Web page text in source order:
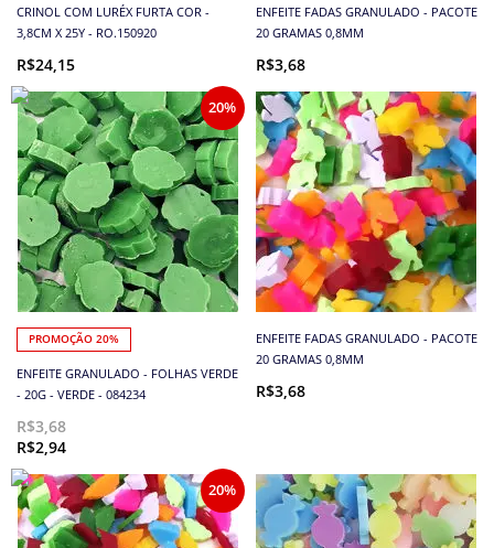
CRINOL COM LURÉX FURTA COR -
3,8CM X 25Y - RO.150920
R$24,15
ENFEITE FADAS GRANULADO - PACOTE
20 GRAMAS 0,8MM
R$3,68
PROMOÇÃO 20%
ENFEITE GRANULADO - FOLHAS VERDE
- 20G - VERDE - 084234
R$3,68
R$2,94
20%
ENFEITE FADAS GRANULADO - PACOTE
20 GRAMAS 0,8MM
R$3,68
20%